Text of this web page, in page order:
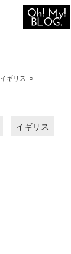
イギリス »
イギリス